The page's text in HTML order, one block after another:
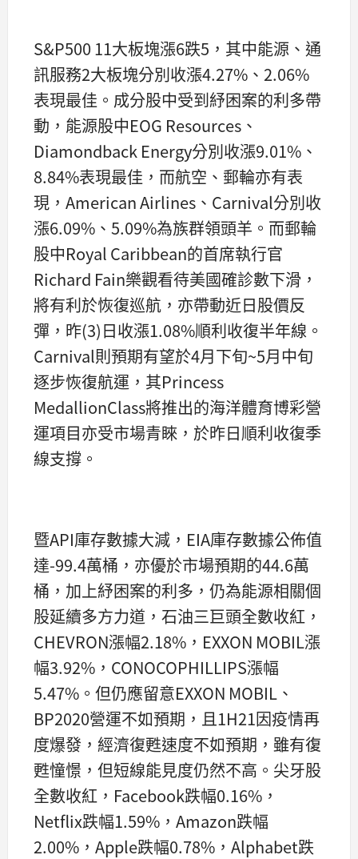
S&P500 11大板塊漲6跌5，其中能源、通
訊服務2大板塊分別收漲4.27%、2.06%
表現最佳。成分股中受到紓困案的利多帶
動，能源股中EOG Resources、
Diamondback Energy分別收漲9.01%、
8.84%表現最佳，而航空、郵輪亦有表
現，American Airlines、Carnival分別收
漲6.09%、5.09%為族群領頭羊。而郵輪
股中Royal Caribbean的首席執行官
Richard Fain樂觀看待美國確診數下滑，
將有利於恢復巡航，亦帶動近日股價反
彈，昨(3)日收漲1.08%順利收復半年線。
Carnival則預期有望於4月下旬~5月中旬
逐步恢復航運，其Princess
MedallionClass將推出的海洋體育博彩營
運項目亦受市場青睞，於昨日順利收復季
線支撐。
暨API庫存數據大減，EIA庫存數據公佈值
達-99.4萬桶，亦優於市場預期的44.6萬
桶，加上紓困案的利多，仍為能源相關個
股延續多方力道，石油三巨頭全數收紅，
CHEVRON漲幅2.18%，EXXON MOBIL漲
幅3.92%，CONOCOPHILLIPS漲幅
5.47%。但仍應留意EXXON MOBIL、
BP2020營運不如預期，且1H21因疫情再
度爆發，經濟復甦速度不如預期，雖有復
甦憧憬，但短線能見度仍然不高。尖牙股
全數收紅，Facebook跌幅0.16%，
Netflix跌幅1.59%，Amazon跌幅
2.00%，Apple跌幅0.78%，Alphabet跌